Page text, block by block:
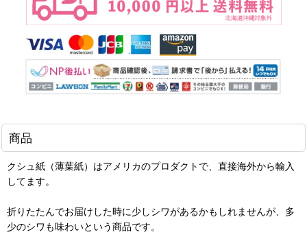
商品
クシュ紙（薄葉紙）はアメリカのプロダクトで、直接海外から輸入
してます。
折りたたんでお届けした時に少しシワがあるかもしれませんが、多
少のシワも味わいという商品です。